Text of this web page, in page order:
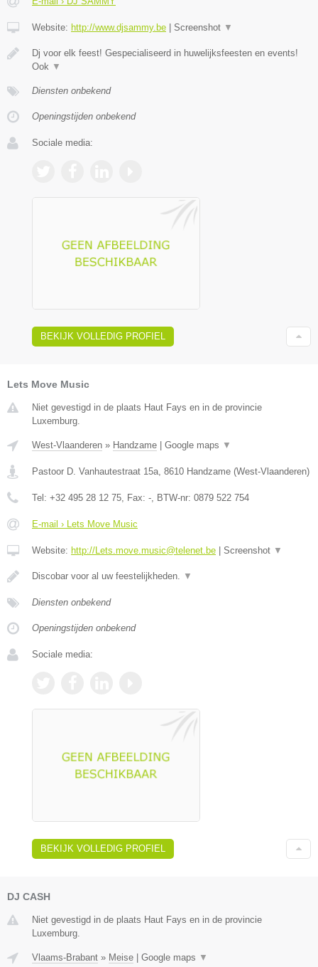
Website: http://www.djsammy.be | Screenshot ▼
Dj voor elk feest! Gespecialiseerd in huwelijksfeesten en events!
Ook ▼
Diensten onbekend
Openingstijden onbekend
Sociale media:
BEKIJK VOLLEDIG PROFIEL
Lets Move Music
Niet gevestigd in de plaats Haut Fays en in de provincie
Luxemburg.
West-Vlaanderen » Handzame Google maps ▼
Pastoor D. Vanhautestraat 15a, 8610 Handzame (West-Vlaanderen)
Tel: +32 495 28 12 75, Fax: -, BTW-nr: 0879 522 754
E-mail › Lets Move Music
Website: http://Lets.move.music@telenet.be Screenshot ▼
Discobar voor al uw feestelijkheden. ▼
Diensten onbekend
Openingstijden onbekend
Sociale media:
BEKIJK VOLLEDIG PROFIEL
DJ CASH
Niet gevestigd in de plaats Haut Fays en in de provincie
Luxemburg.
Vlaams-Brabant » Meise Google maps ▼